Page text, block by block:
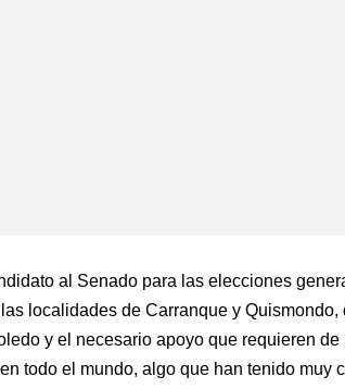
al Senado para las elecciones
localidades de Carranque y Quismondo,
y el necesario apoyo que requieren de
todo el mundo, algo que han tenido muy